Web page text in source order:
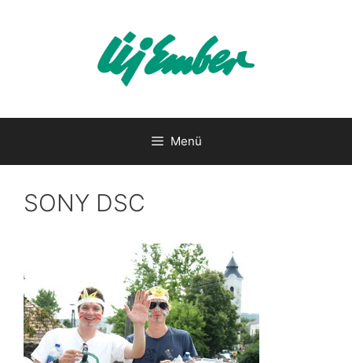
Menü
SONY DSC